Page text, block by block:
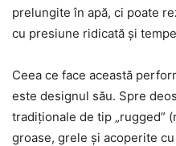
prelungite în apă, ci poate
cu presiune ridicată și
Ceea ce face această
este designul său. Spre
tradiționale de tip „rugged”
groase, grele și acoperite